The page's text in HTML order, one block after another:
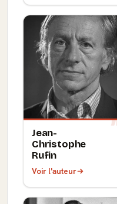
Jean-
Christophe
Rufin
Voir l'auteur